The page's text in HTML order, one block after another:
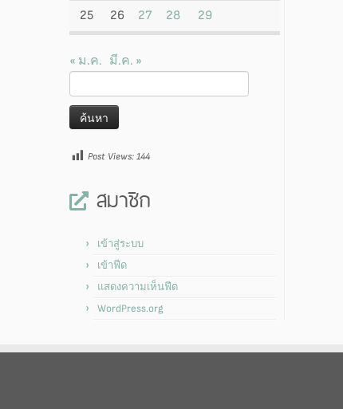
25 26 27 28 29
« ม.ค. มี.ค. »
สำหรับ:
Post Views: 144
สมาชิก
เข้าสู่ระบบ
เข้าฟีด
แสดงความเห็นฟีด
WordPress.org